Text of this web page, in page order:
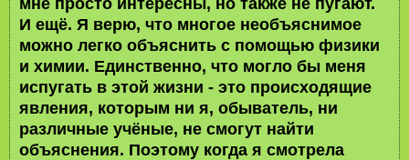
И ещё. Я верю, что многое необъяснимое
можно легко объяснить с помощью физики
и химии. Единственно, что могло бы меня
испугать в этой жизни - это происходящие
явления, которым ни я, обыватель, ни
различные учёные, не смогут найти
объяснения. Поэтому когда я смотрела